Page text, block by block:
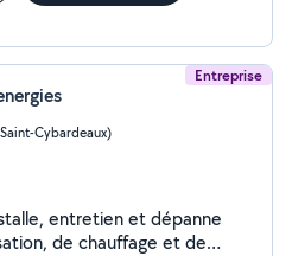
Entreprise
Cybardeaux)
entretien et dépanne
de chauffage et de